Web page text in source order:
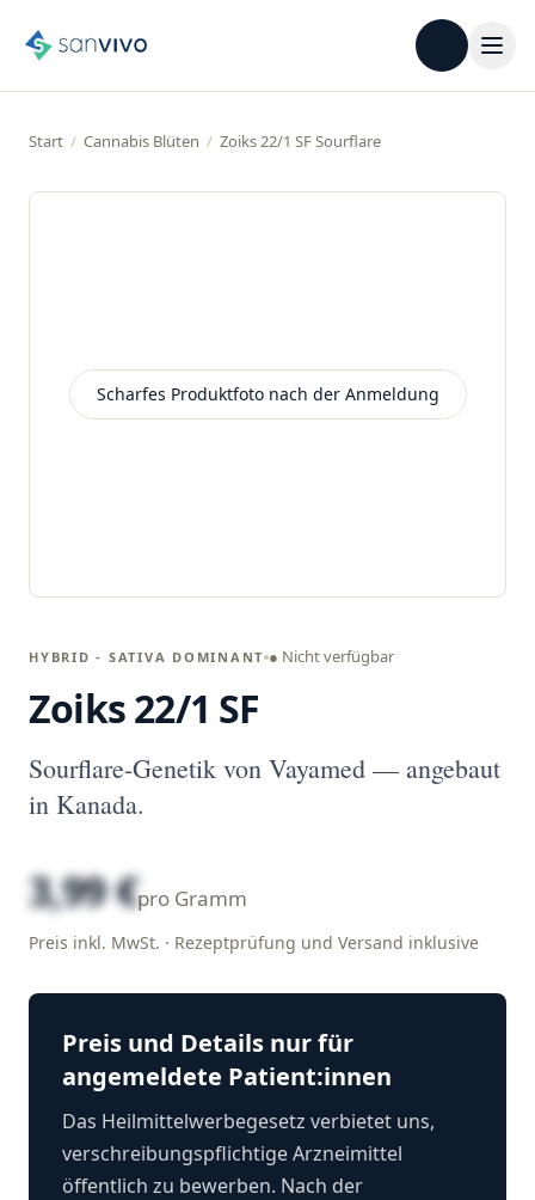
Start / Cannabis Blüten / Zoiks 22/1 SF Sourflare
Scharfes Produktfoto nach der Anmeldung
HYBRID - SATIVA DOMINANT ● Nicht verfügbar
Zoiks 22/1 SF
Sourflare-Genetik von Vayamed — angebaut
in Kanada.
3,99 €pro Gramm
Preis inkl. MwSt. · Rezeptprüfung und Versand inklusive
Preis und Details nur für
angemeldete Patient:innen
Das Heilmittelwerbegesetz verbietet uns,
verschreibungspflichtige Arzneimittel
öffentlich zu bewerben. Nach der